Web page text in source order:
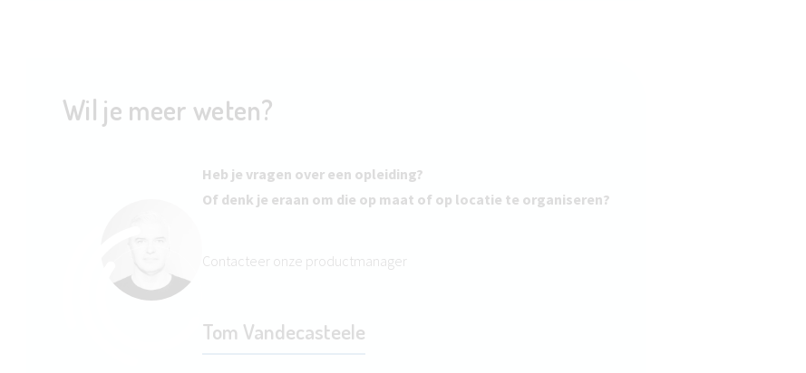
Wil je meer weten?
Heb je vragen over een opleiding?
Of denk je eraan om die op maat of op locatie te organiseren?
Contacteer onze productmanager
Tom Vandecasteele